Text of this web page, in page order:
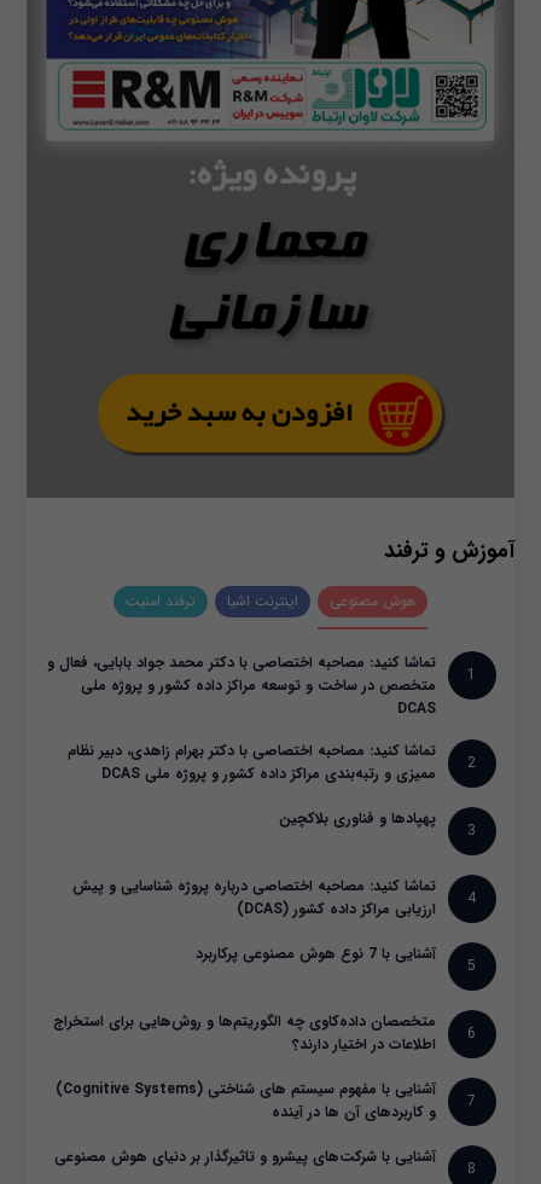
آموزش و ترفند
هوش مصنوعی اینترنت اشیا ترفند امنیت
1
تماشا کنید: مصاحبه اختصاصی با دکتر محمد جواد بابایی، فعال و
متخصص در ساخت و توسعه مراکز داده کشور و پروژه ملی
DCAS
2
تماشا کنید: مصاحبه اختصاصی با دکتر بهرام زاهدی، دبیر نظام
ممیزی و رتبه‌بندی مراکز داده کشور و پروژه ملی DCAS
3
پهپادها و فناوری بلاکچین
4
تماشا کنید: مصاحبه اختصاصی درباره پروژه شناسایی و پیش
ارزیابی مراکز داده کشور (DCAS)
5
آشنایی با 7 نوع هوش مصنوعی پرکاربرد
6
متخصصان داده‌کاوی چه الگوریتم‌ها و روش‌هایی برای استخراج
اطلاعات در اختیار دارند؟
7
آشنایی با مفهوم سیستم های شناختی (Cognitive Systems)
و کاربردهای آن ها در آینده
8
آشنایی با شرکت‌های پیشرو و تاثیرگذار بر دنیای هوش مصنوعی